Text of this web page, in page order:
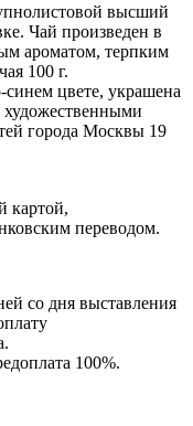
высший
Чай произведен в
ароматом, терпким
100 г.
цвете, украшена
города Москвы 19
картой,
переводом.
со дня выставления
100%.